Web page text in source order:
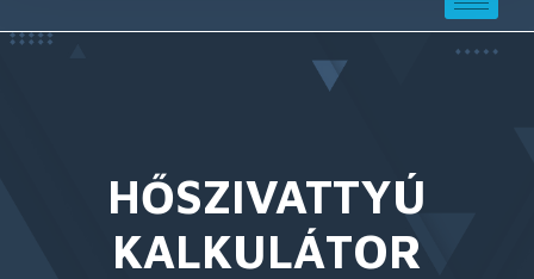
HŐSZIVATTYÚ
KALKULÁTOR